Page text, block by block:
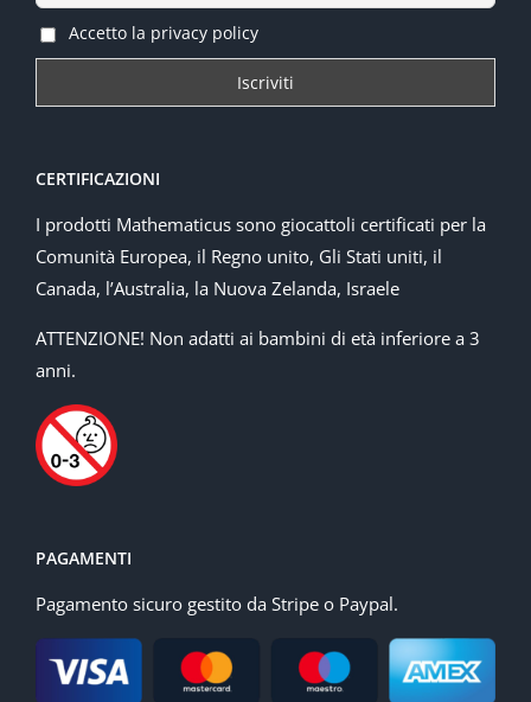
Accetto la privacy policy
CERTIFICAZIONI
I prodotti Mathematicus sono giocattoli certificati per la
Comunità Europea, il Regno unito, Gli Stati uniti, il
Canada, l’Australia, la Nuova Zelanda, Israele
ATTENZIONE! Non adatti ai bambini di età inferiore a 3
anni.
PAGAMENTI
Pagamento sicuro gestito da Stripe o Paypal.